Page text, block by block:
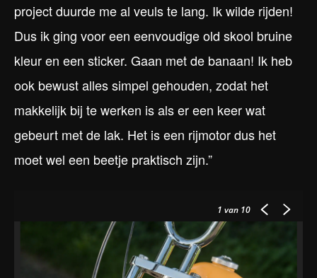
project duurde me al veuls te lang. Ik wilde rijden!
Dus ik ging voor een eenvoudige old skool bruine
kleur en een sticker. Gaan met de banaan! Ik heb
ook bewust alles simpel gehouden, zodat het
makkelijk bij te werken is als er een keer wat
gebeurt met de lak. Het is een rijmotor dus het
moet wel een beetje praktisch zijn.”
1 van 10